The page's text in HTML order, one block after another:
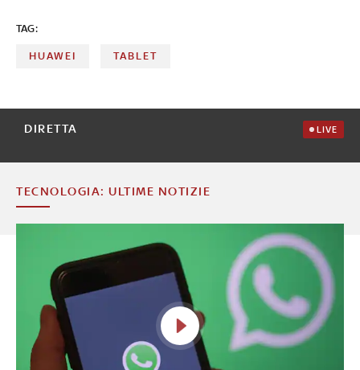
TAG:
HUAWEI TABLET
DIRETTA LIVE
TECNOLOGIA: ULTIME NOTIZIE